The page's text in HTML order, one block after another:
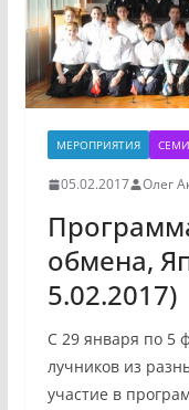
МЕРОПРИЯТИЯ
05.02.2017 Олег
обмена,
5.02.2017)
С 29 января по 5
лучников из
участие в